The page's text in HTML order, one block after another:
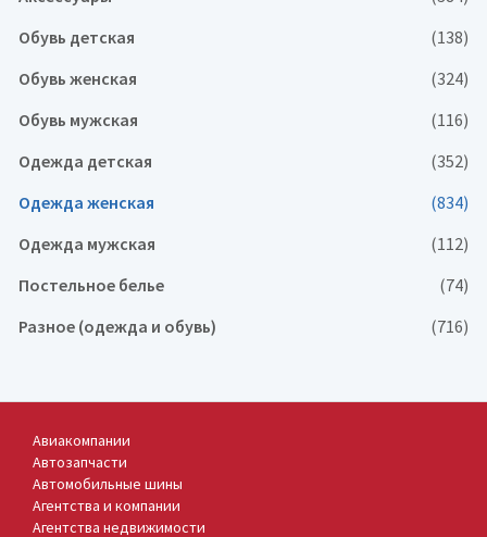
Обувь детская
(138)
Обувь женская
(324)
Обувь мужская
(116)
Одежда детская
(352)
Одежда женская
(834)
Одежда мужская
(112)
Постельное белье
(74)
Разное (одежда и обувь)
(716)
Авиакомпании
Автозапчасти
Автомобильные шины
Агентства и компании
Агентства недвижимости